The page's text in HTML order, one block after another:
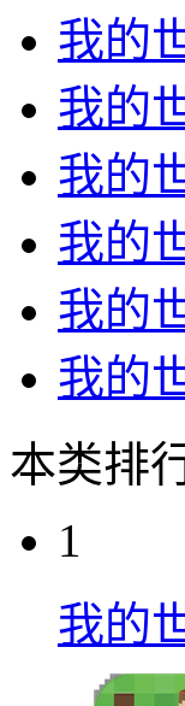
我的
我的
我的
我的
我的
我的
本类排
1
我的